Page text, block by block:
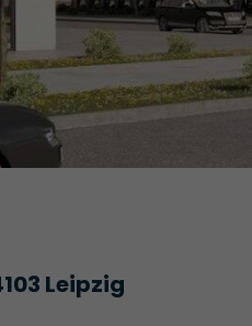
Leipzig